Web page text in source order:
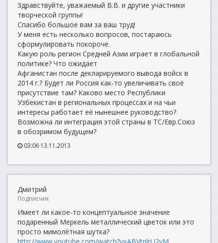
Здравствуйте, уважаемый В.В. и другие участники
творческой группы!
Спасибо большое вам за ваш труд!
У меня есть несколько вопросов, постараюсь
сформулировать покороче.
Какую роль регион Средней Азии играет в глобальной
политике? Что ожидает
Афганистан после декларируемого вывода войск в
2014 г.? Будет ли Россия как-то увеличивать своё
присутствие там? Каково место Республики
Узбекистан в региональных процессах и на чьи
интересы работает её нынешнее руководство?
Возможна ли интеграция этой страны в ТС/Евр.Союз
в обозримом будущем?
03:06 13.11.2013
Дмитрий
Подписчик
Имеет ли какое-то концептуальное значение
подаренный Меркель металлический цветок или это
просто мимолётная шутка?